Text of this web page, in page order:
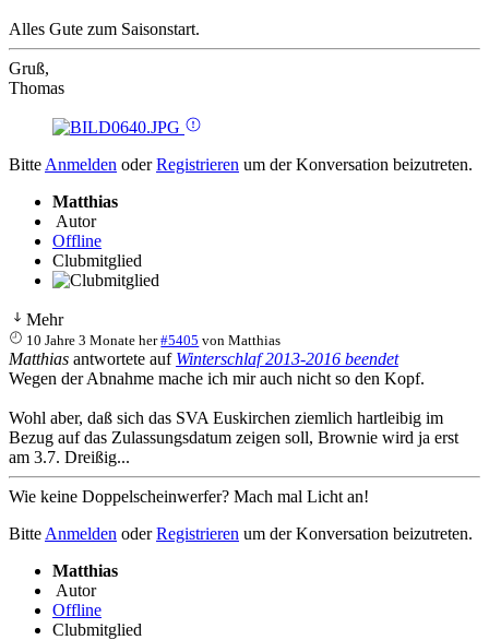
Alles Gute zum Saisonstart.
Gruß,
Thomas
Bitte Anmelden oderRegistrieren um der Konversation beizutreten.
Matthias
Autor
Offline
Clubmitglied
Mehr
10 Jahre 3 Monate her #5405 vonMatthias
Matthias antwortete auf Winterschlaf 2013-2016 beendet
Wegen der Abnahme mache ich mir auch nicht so den Kopf.
Wohl aber, daß sich das SVA Euskirchen ziemlich hartleibig im
Bezug auf das Zulassungsdatum zeigen soll, Brownie wird ja erst
am 3.7. Dreißig...
Wie keine Doppelscheinwerfer? Mach mal Licht an!
Bitte Anmelden oderRegistrieren um der Konversation beizutreten.
Matthias
Autor
Offline
Clubmitglied